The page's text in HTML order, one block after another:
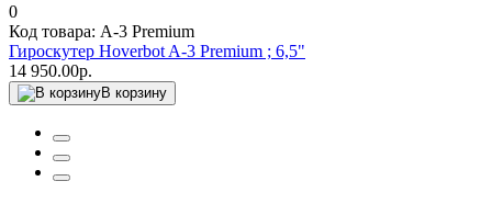
0
Код товара: A-3 Premium
Гироскутер Hoverbot A-3 Premium ; 6,5"
14 950.00р.
В корзину